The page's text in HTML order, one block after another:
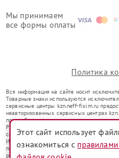
Мы принимаем
все формы оплаты
Политика
Вся информация на сайте носит
Товарные знаки используются
сервисные центры kzn.neff-fixim.ru
неавторизованных сервисных центрах
правообладателями товарных знаков
Ремонт осуществляется для устройств,
со статьей 1487 ГК РФ.
Использование товарных знаков не
потребителей в заблуждение, а служит
ремонту техники указанных брендов.
Этот сайт использует
ознакомиться с